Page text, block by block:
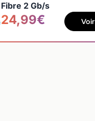
Fibre 2 Gb/s
24,99€ Voir